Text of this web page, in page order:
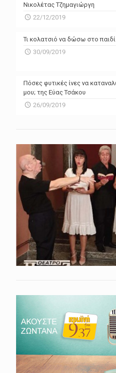
Νικολέτας Τζημαγιώργη
22/12/2019
Τι κολατσιό να δώσω στο
30/09/2019
Πόσες φυτικές ίνες να
μου; της Εύας Τσάκου
26/09/2019